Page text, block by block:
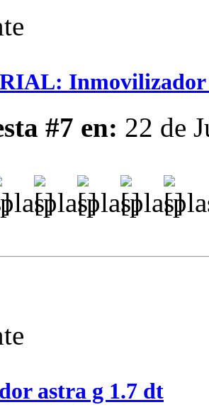
Inmovilizador
#7 en: 22 de
astra g 1.7 dt